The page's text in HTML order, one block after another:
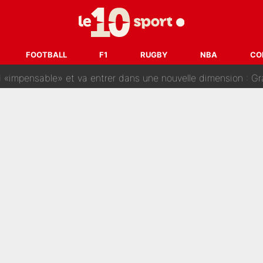
FOOTBALL F1 RUGBY NBA
de Kylian Mbappé au Real Madrid continue de régaler
annonce un premier problème pour Zinedine Zidane en
et va entrer dans une nouvelle dimension :